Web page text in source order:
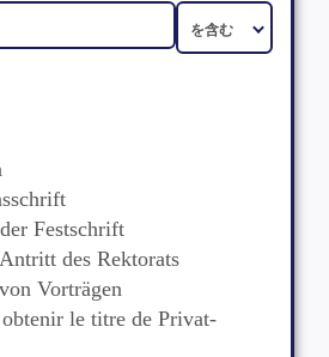
Festschrift
des Rektorats
Vorträgen
le titre de Privat-